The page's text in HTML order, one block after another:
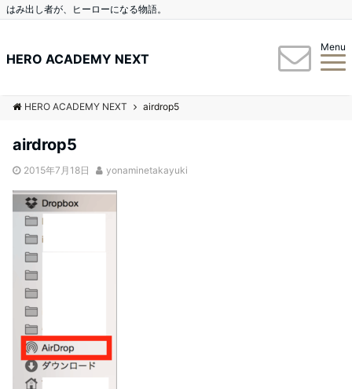
はみ出し者が、ヒーローになる物語。
HERO ACADEMY NEXT
Menu
HERO ACADEMY NEXT airdrop5
airdrop5
2015年7月18日 yonaminetakayuki